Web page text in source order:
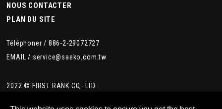
NOUS CONTACTER
PLAN DU SITE
Téléphoner / 886-2-29072727
EMAIL / service@saeko.com.tw
2022 © FIRST RANK CO,. LTD.